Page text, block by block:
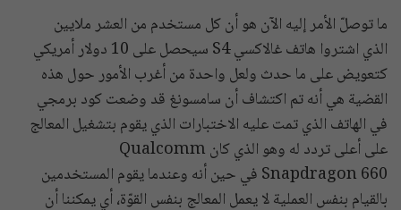
ما توصلّ الأمر إليه الآن هو أن كل مستخدم من العشر ملايين
الذي اشتروا هاتف غالاكسي S4 سيحصل على 10 دولار أمريكي
كتعويض على ما حدث ولعل واحدة من أغرب الأمور حول هذه
القضية هي أنه تم اكتشاف أن سامسونغ قد وضعت كود برمجي
في الهاتف الذي تمت عليه الاختبارات الذي يقوم بتشغيل المعالج
على أعلى تردد له وهو الذي كان Qualcomm
Snapdragon 660 في حين أنه وعندما يقوم المستخدمين
بالقيام بنفس العملية لا يعمل المعالج بنفس القوّة، أي يمكننا أن